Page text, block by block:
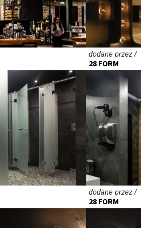
dodane przez /
28 FORM
dodane przez /
28 FORM